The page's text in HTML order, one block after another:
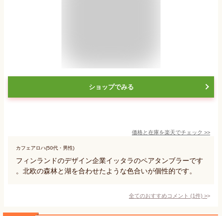
ショップでみる
価格と在庫を楽天でチェック >>
カフェアロハ(50代・男性)
フィンランドのデザイン企業イッタラのペアタンブラーです
。北欧の森林と湖を合わせたような色合いが個性的です。
全てのおすすめコメント (1件) >